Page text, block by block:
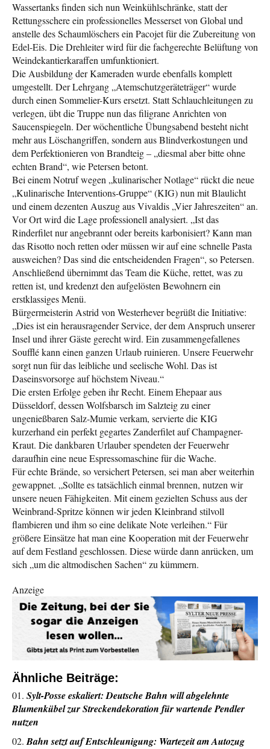
Wassertanks finden sich nun Weinkühlschränke, statt der
Rettungsschere ein professionelles Messerset von Global und
anstelle des Schaumlöschers ein Pacojet für die Zubereitung von
Edel-Eis. Die Drehleiter wird für die fachgerechte Belüftung von
Weindekantierkaraffen umfunktioniert.
Die Ausbildung der Kameraden wurde ebenfalls komplett
umgestellt. Der Lehrgang „Atemschutzgeräteträger“ wurde
durch einen Sommelier-Kurs ersetzt. Statt Schlauchleitungen zu
verlegen, übt die Truppe nun das filigrane Anrichten von
Saucenspiegeln. Der wöchentliche Übungsabend besteht nicht
mehr aus Löschangriffen, sondern aus Blindverkostungen und
dem Perfektionieren von Brandteig – „diesmal aber bitte ohne
echten Brand“, wie Petersen betont.
Bei einem Notruf wegen „kulinarischer Notlage“ rückt die neue
„Kulinarische Interventions-Gruppe“ (KIG) nun mit Blaulicht
und einem dezenten Auszug aus Vivaldis „Vier Jahreszeiten“ an.
Vor Ort wird die Lage professionell analysiert. „Ist das
Rinderfilet nur angebrannt oder bereits karbonisiert? Kann man
das Risotto noch retten oder müssen wir auf eine schnelle Pasta
ausweichen? Das sind die entscheidenden Fragen“, so Petersen.
Anschließend übernimmt das Team die Küche, rettet, was zu
retten ist, und kredenzt den aufgelösten Bewohnern ein
erstklassiges Menü.
Bürgermeisterin Astrid von Westerhever begrüßt die Initiative:
„Dies ist ein herausragender Service, der dem Anspruch unserer
Insel und ihrer Gäste gerecht wird. Ein zusammengefallenes
Soufflé kann einen ganzen Urlaub ruinieren. Unsere Feuerwehr
sorgt nun für das leibliche und seelische Wohl. Das ist
Daseinsvorsorge auf höchstem Niveau.“
Die ersten Erfolge geben ihr Recht. Einem Ehepaar aus
Düsseldorf, dessen Wolfsbarsch im Salzteig zu einer
ungenießbaren Salz-Mumie verkam, servierte die KIG
kurzerhand ein perfekt gegartes Zanderfilet auf Champagner-
Kraut. Die dankbaren Urlauber spendeten der Feuerwehr
daraufhin eine neue Espressomaschine für die Wache.
Für echte Brände, so versichert Petersen, sei man aber weiterhin
gewappnet. „Sollte es tatsächlich einmal brennen, nutzen wir
unsere neuen Fähigkeiten. Mit einem gezielten Schuss aus der
Weinbrand-Spritze können wir jeden Kleinbrand stilvoll
flambieren und ihm so eine delikate Note verleihen.“ Für
größere Einsätze hat man eine Kooperation mit der Feuerwehr
auf dem Festland geschlossen. Diese würde dann anrücken, um
sich „um die altmodischen Sachen“ zu kümmern.
Anzeige
Ähnliche Beiträge:
Sylt-Posse eskaliert: Deutsche Bahn will abgelehnte
Blumenkübel zur Streckendekoration für wartende Pendler
nutzen
Bahn setzt auf Entschleunigung: Wartezeit am Autozug